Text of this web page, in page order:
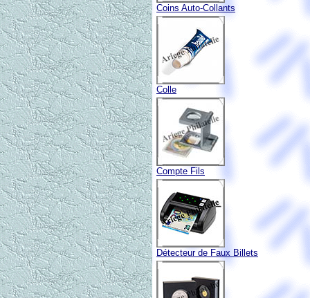
Coins Auto-Collants
Colle
Compte Fils
Détecteur de Faux Billets